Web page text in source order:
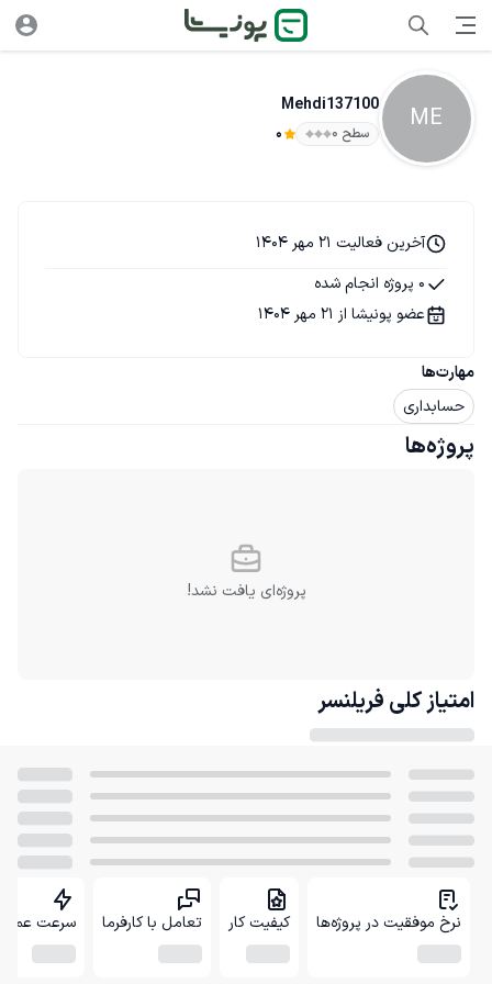
ME
Mehdi137100
سطح ۰ 0
مهارت‌ها
حسابداری
آخرین فعالیت 21 مهر 1404
0 پروژه انجام شده
عضو پونیشا از 21 مهر 1404
پروژه‌ها
پروژه‌ای یافت نشد!
امتیاز کلی فریلنسر
نرخ موفقیت در پروژه‌ها کیفیت کار تعامل با کارفرما سرعت عمل